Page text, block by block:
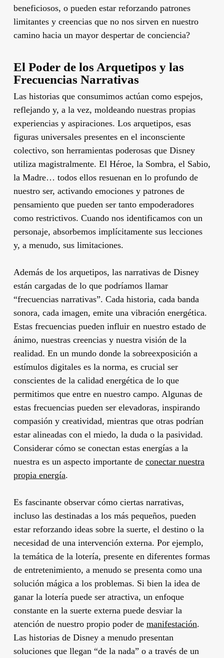
beneficiosos, o pueden estar reforzando patrones
limitantes y creencias que no nos sirven en nuestro
camino hacia un mayor despertar de conciencia?
El Poder de los Arquetipos y las
Frecuencias Narrativas
Las historias que consumimos actúan como espejos,
reflejando y, a la vez, moldeando nuestras propias
experiencias y aspiraciones. Los arquetipos, esas
figuras universales presentes en el inconsciente
colectivo, son herramientas poderosas que Disney
utiliza magistralmente. El Héroe, la Sombra, el Sabio,
la Madre… todos ellos resuenan en lo profundo de
nuestro ser, activando emociones y patrones de
pensamiento que pueden ser tanto empoderadores
como restrictivos. Cuando nos identificamos con un
personaje, absorbemos implícitamente sus lecciones
y, a menudo, sus limitaciones.
Además de los arquetipos, las narrativas de Disney
están cargadas de lo que podríamos llamar
“frecuencias narrativas”. Cada historia, cada banda
sonora, cada imagen, emite una vibración energética.
Estas frecuencias pueden influir en nuestro estado de
ánimo, nuestras creencias y nuestra visión de la
realidad. En un mundo donde la sobreexposición a
estímulos digitales es la norma, es crucial ser
conscientes de la calidad energética de lo que
permitimos que entre en nuestro campo. Algunas de
estas frecuencias pueden ser elevadoras, inspirando
compasión y creatividad, mientras que otras podrían
estar alineadas con el miedo, la duda o la pasividad.
Considerar cómo se conectan estas energías a la
nuestra es un aspecto importante de conectar nuestra
propia energía.
Es fascinante observar cómo ciertas narrativas,
incluso las destinadas a los más pequeños, pueden
estar reforzando ideas sobre la suerte, el destino o la
necesidad de una intervención externa. Por ejemplo,
la temática de la lotería, presente en diferentes formas
de entretenimiento, a menudo se presenta como una
solución mágica a los problemas. Si bien la idea de
ganar la lotería puede ser atractiva, un enfoque
constante en la suerte externa puede desviar la
atención de nuestro propio poder de manifestación.
Las historias de Disney a menudo presentan
soluciones que llegan “de la nada” o a través de un